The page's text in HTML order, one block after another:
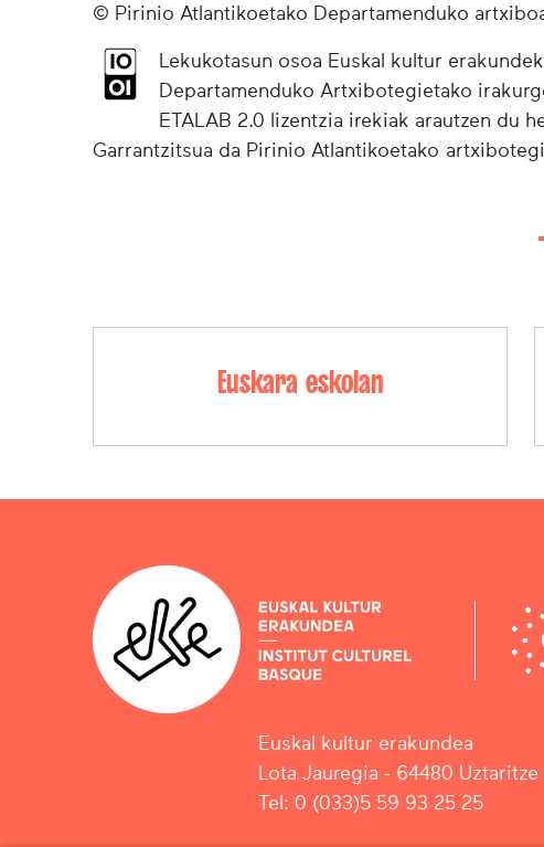
© Pirinio Atlantikoetako Departamenduko
Lekukotasun osoa Euskal kultur
Departamenduko Artxibotegietako
ETALAB 2.0 lizentzia irekiak arautzen du
Garrantzitsua da Pirinio Atlantikoetako
Euskara eskolan
Euskal kultur erakundea
Lota Jauregia - 64480 Uztaritze
Tel: 0 (033)5 59 93 25 25